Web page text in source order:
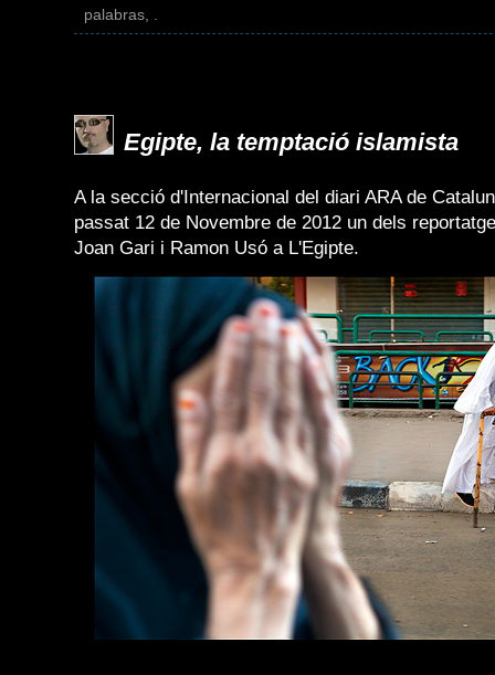
palabras, .
Egipte, la temptació islamista
A la secció d'Internacional del diari ARA de
passat 12 de Novembre de 2012 un dels
Joan Gari i Ramon Usó a L'Egipte.